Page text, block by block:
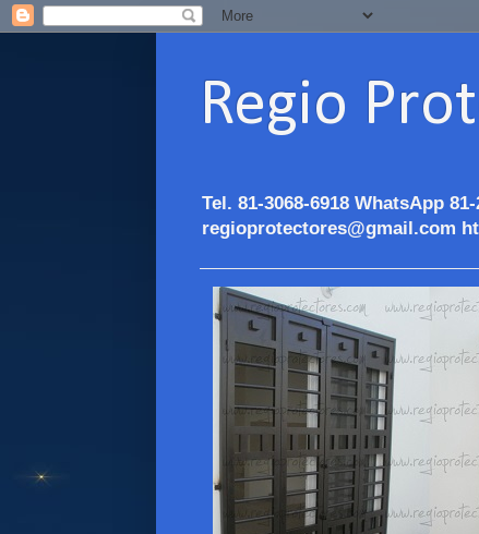
Regio
Tel. 81-3068-6918 WhatsApp
regioprotectores@gmail.com